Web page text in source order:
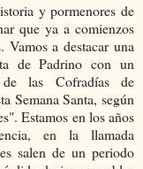
y pormenores de
que ya a comienzos
a destacar una
de Padrino con un
las Cofradías de
Semana Santa, según
Estamos en los años
en la llamada
salen de un periodo